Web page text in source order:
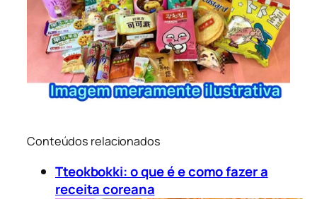
Conteúdos relacionados
Tteokbokki: o que é e como fazer a
receita coreana